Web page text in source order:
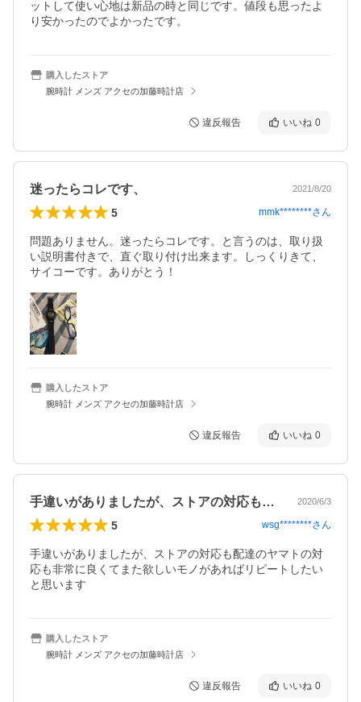
ットして使い心地は新品の時と同じです。値段も思ったよ
り安かったのでよかったです。
購入したストア
腕時計 メンズ アクセの加藤時計店
違反報告 いいね 0
迷ったらコレです、 2021/8/20
5 mmk********さん
問題ありません。迷ったらコレです。と言うのは、取り扱
い説明書付きで、直ぐ取り付け出来ます。しっくりきて、
サイコーです。ありがとう！
購入したストア
腕時計 メンズ アクセの加藤時計店
違反報告 いいね 0
手違いがありましたが、ストアの対応も配… 2020/6/3
5 wsg********さん
手違いがありましたが、ストアの対応も配達のヤマトの対
応も非常に良くてまた欲しいモノがあればリピートしたい
と思います
購入したストア
腕時計 メンズ アクセの加藤時計店
違反報告 いいね 0